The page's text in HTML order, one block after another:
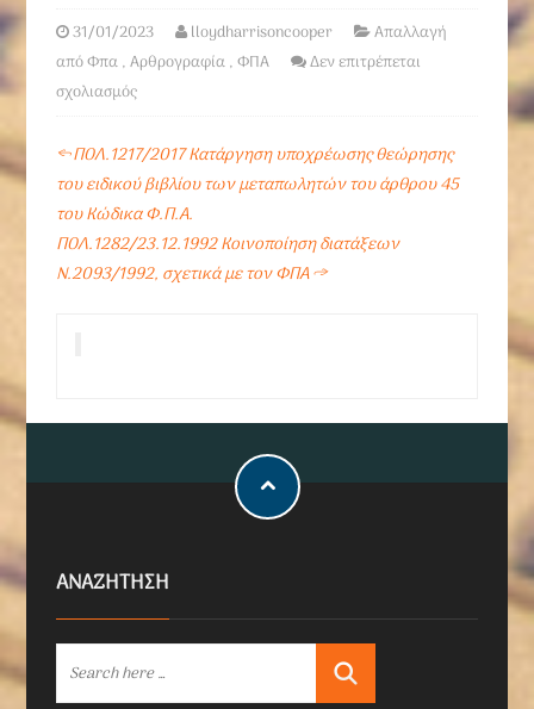
31/01/2023 lloydharrisoncooper
Απαλλαγή
από Φπα,Αρθρογραφία,ΦΠΑ
Δεν επιτρέπεται
σχολιασμός
←ΠΟΛ.1217/2017 Κατάργηση υποχρέωσης θεώρησης
του ειδικού βιβλίου των μεταπωλητών του άρθρου 45
του Κώδικα Φ.Π.Α.
ΠΟΛ.1282/23.12.1992 Κοινοποίηση διατάξεων
Ν.2093/1992, σχετικά με τον ΦΠΑ→
ΑΝΑΖΗΤΗΣΗ